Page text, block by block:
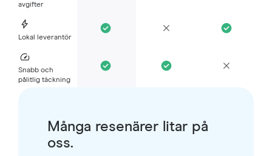
avgifter
Lokal leverantör
Snabb och
pålitlig täckning
Många resenärer litar på
oss.